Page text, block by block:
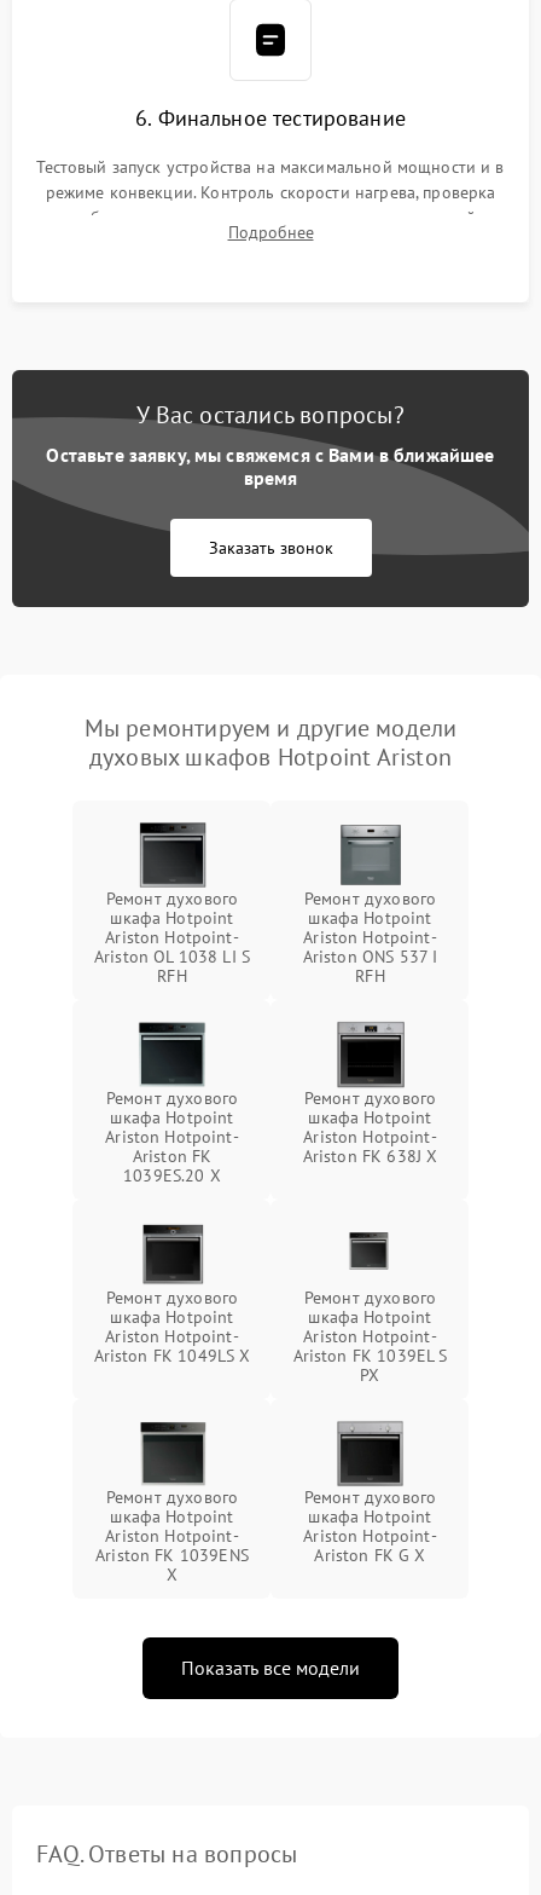
6. Финальное тестирование
Тестовый запуск устройства на максимальной мощности и в
режиме конвекции. Контроль скорости нагрева, проверка
срабатывания термостата при достижении заданной
температуры и тест на отсутствие утечек тока.
Подробнее
У Вас остались вопросы?
Оставьте заявку, мы свяжемся с Вами в ближайшее
время
Заказать звонок
Мы ремонтируем и другие модели
духовых шкафов Hotpoint Ariston
Ремонт духового
шкафа Hotpoint
Ariston Hotpoint-
Ariston OL 1038 LI S
RFH
Ремонт духового
шкафа Hotpoint
Ariston Hotpoint-
Ariston ONS 537 I
RFH
Ремонт духового
шкафа Hotpoint
Ariston Hotpoint-
Ariston FK
1039ES.20 X
Ремонт духового
шкафа Hotpoint
Ariston Hotpoint-
Ariston FK 638J X
Ремонт духового
шкафа Hotpoint
Ariston Hotpoint-
Ariston FK 1049LS X
Ремонт духового
шкафа Hotpoint
Ariston Hotpoint-
Ariston FK 1039EL S
PX
Ремонт духового
шкафа Hotpoint
Ariston Hotpoint-
Ariston FK 1039ENS
X
Ремонт духового
шкафа Hotpoint
Ariston Hotpoint-
Ariston FK G X
Показать все модели
FAQ. Ответы на вопросы